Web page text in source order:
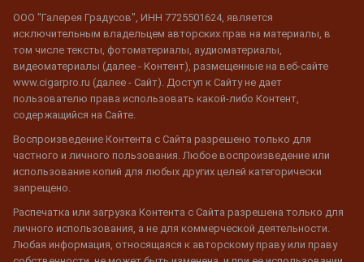
ООО "Галерея Градусов", ИНН 7725501624, является
исключительным владельцем авторских прав на материалы, в
том числе тексты, фотоматериалы, аудиоматериалы,
видеоматериалы (далее - Контент), размещенные на веб-сайте
www.cigarpro.ru (далее - Сайт). Доступ к Сайту не дает
пользователю права использовать какой-либо Контент,
содержащийся на Сайте.
Воспроизведение Контента с Сайта разрешено только для
частного и личного пользования. Любое воспроизведение или
использование копий для любых других целей категорически
запрещено.
Распечатка или загрузка Контента с Сайта разрешена только для
личного использования, а не для коммерческой деятельности.
Любая информация, относящаяся к авторскому праву или праву